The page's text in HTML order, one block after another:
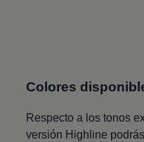
Colores
Respecto a los tonos
versión Highline